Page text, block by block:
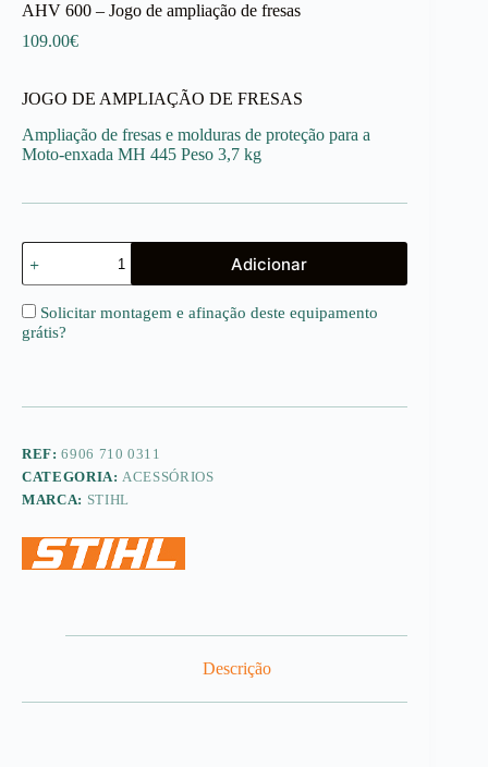
AHV 600 – Jogo de ampliação de fresas
109.00€
JOGO DE AMPLIAÇÃO DE FRESAS
Ampliação de fresas e molduras de proteção para a
Moto-enxada MH 445 Peso 3,7 kg
Quantidade
de
AHV
600
-
Jogo
Adicionar
Solicitar montagem e afinação deste equipamento
grátis?
REF:6906 710 0311
CATEGORIA:ACESSÓRIOS
MARCA: STIHL
Descrição